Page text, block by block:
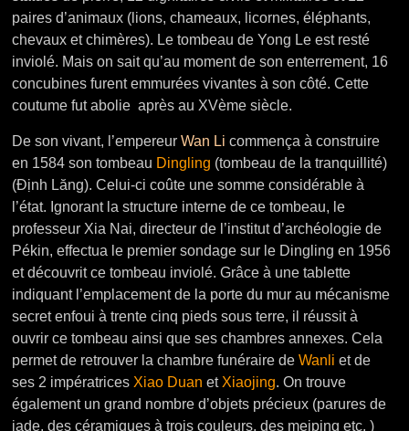
paires d’animaux (lions, chameaux, licornes, éléphants,
chevaux et chimères). Le tombeau de Yong Le est resté
inviolé. Mais on sait qu’au moment de son enterrement, 16
concubines furent emmurées vivantes à son côté. Cette
coutume fut abolie après au XVème siècle.
De son vivant, l’empereurWan Li commença à construire
en 1584 son tombeau Dingling (tombeau de la tranquillité)
(Định Lăng). Celui-ci coûte une somme considérable à
l’état. Ignorant la structure interne de ce tombeau, le
professeur Xia Nai, directeur de l’institut d’archéologie de
Pékin, effectua le premier sondage sur le Dingling en 1956
et découvrit ce tombeau inviolé. Grâce à une tablette
indiquant l’emplacement de la porte du mur au mécanisme
secret enfoui à trente cinq pieds sous terre, il réussit à
ouvrir ce tombeau ainsi que ses chambres annexes. Cela
permet de retrouver la chambre funéraire deWanli et de
ses 2 impératrices Xiao Duan et Xiaojing. On trouve
également un grand nombre d’objets précieux (parures de
jade, des céramiques à trois couleurs, des meiping etc. )